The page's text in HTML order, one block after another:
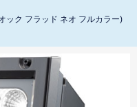
ック フラッド ネオ フルカラー)